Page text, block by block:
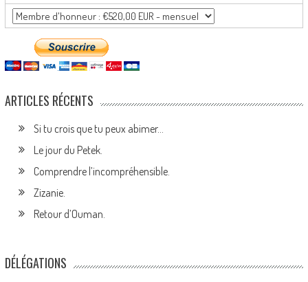
ARTICLES RÉCENTS
Si tu crois que tu peux abimer…
Le jour du Petek.
Comprendre l’incompréhensible.
Zizanie.
Retour d’Ouman.
DÉLÉGATIONS